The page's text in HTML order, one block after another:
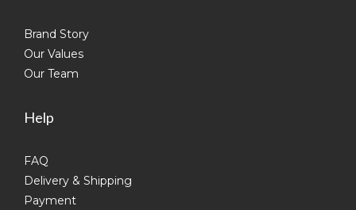
Brand Story
Our Values
Our Team
Help
FAQ
Delivery & Shipping
Payment